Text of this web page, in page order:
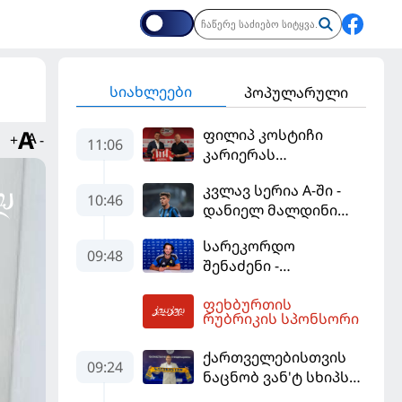
+ -
სიახლეები პოპულარული
11:06
ფილიპ კოსტიჩი
კარიერას
განაგრძობს
10:46
კვლავ სერია A-ში -
დანიელ მალდინი
ღირსებას დაიცავს
09:48
სარეკორდო
შენაძენი -
ლიგის მორიგ გუნდში
გადავიდა
ფეხბურთის
რუბრიკის სპონსორი
09:24
ქართველებისთვის
ნაცნობ ვან'ტ სხიპს